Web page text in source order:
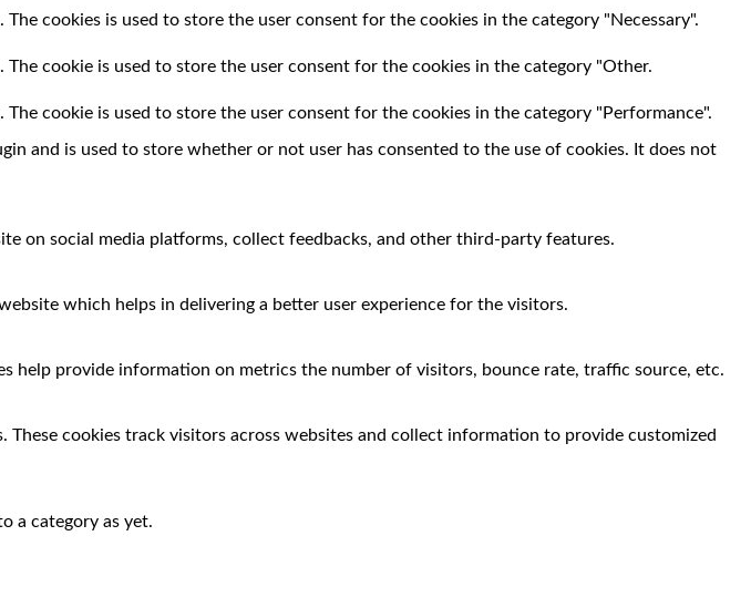
cookies is used to store the user consent for the cookies in the category "Necessary".
The cookie is used to store the user consent for the cookies in the category "Other.
cookie is used to store the user consent for the cookies in the category "Performance".
and is used to store whether or not user has consented to the use of cookies. It does not
on social media platforms, collect feedbacks, and other third-party features.
which helps in delivering a better user experience for the visitors.
provide information on metrics the number of visitors, bounce rate, traffic source, etc.
cookies track visitors across websites and collect information to provide customized
a category as yet.